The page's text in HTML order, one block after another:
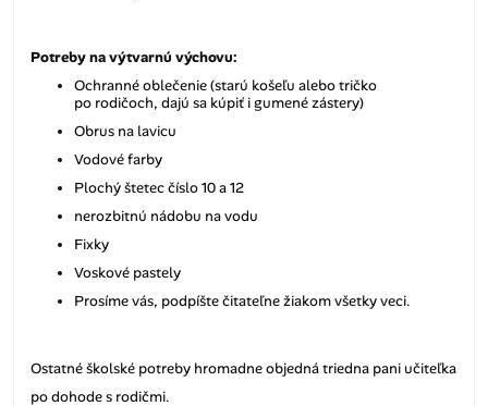
Potreby na výtvarnú výchovu:
Ochranné oblečenie (starú košeľu alebo tričko
po rodičoch, dajú sa kúpiť i gumené zástery)
Obrus na lavicu
Vodové farby
Plochý štetec číslo 10 a 12
nerozbitnú nádobu na vodu
Fixky
Voskové pastely
Prosíme vás, podpíšte čitateľne žiakom všetky veci.
Ostatné školské potreby hromadne objedná triedna pani učiteľka
po dohode s rodičmi.